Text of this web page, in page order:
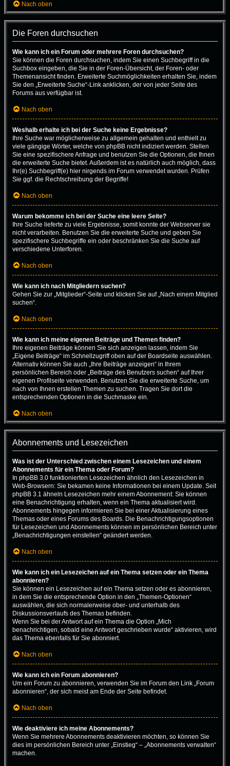
Nach oben
Die Foren durchsuchen
Wie kann ich ein Forum oder mehrere Foren durchsuchen?
Sie können die Foren durchsuchen, indem Sie einen Suchbegriff in die
Suchbox eingeben, die Sie in der Foren-Übersicht, der Foren- oder
Themenansicht finden. Erweiterte Suchmöglichkeiten erhalten Sie, indem
Sie den „Erweiterte Suche“-Link anklicken, der von jeder Seite des
Forums aus verfügbar ist.
Nach oben
Weshalb erhalte ich bei der Suche keine Ergebnisse?
Ihre Suche war möglicherweise zu allgemein gehalten und enthielt zu
viele gängige Wörter, welche von phpBB nicht indiziert werden. Stellen
Sie eine spezifischere Anfrage und benutzen Sie die Optionen, die Ihnen
die erweiterte Suche bietet. Außerdem ist es natürlich auch möglich, dass
Ihr(e) Suchbegriff(e) hier nirgends im Forum verwendet wurden. Prüfen
Sie ggf. die Rechtschreibung der Begriffe!
Nach oben
Warum bekomme ich bei der Suche eine leere Seite?
Ihre Suche lieferte zu viele Ergebnisse, somit konnte der Webserver sie
nicht verarbeiten. Benutzen Sie die erweiterte Suche und geben Sie
spezifischere Suchbegriffe ein oder beschränken Sie die Suche auf
verschiedene Unterforen.
Nach oben
Wie kann ich nach Mitgliedern suchen?
Gehen Sie zur „Mitglieder“-Seite und klicken Sie auf „Nach einem Mitglied
suchen“.
Nach oben
Wie kann ich meine eigenen Beiträge und Themen finden?
Ihre eigenen Beiträge können Sie sich anzeigen lassen, indem Sie
„Eigene Beiträge“ im Schnellzugriff oben auf der Boardseite auswählen.
Alternativ können Sie auch „Ihre Beiträge anzeigen“ in Ihrem
persönlichen Bereich oder „Beiträge des Benutzers suchen“ auf Ihrer
eigenen Profilseite verwenden. Benutzen Sie die erweiterte Suche, um
nach von Ihnen erstellen Themen zu suchen. Tragen Sie dort die
entsprechenden Optionen in die Suchmaske ein.
Nach oben
Abonnements und Lesezeichen
Was ist der Unterschied zwischen einem Lesezeichen und einem
Abonnements für ein Thema oder Forum?
In phpBB 3.0 funktionierten Lesezeichen ähnlich den Lesezeichen in
Web-Browsern: Sie bekamen keine Informationen bei einem Update. Seit
phpBB 3.1 ähneln Lesezeichen mehr einem Abonnement: Sie können
eine Benachrichtigung erhalten, wenn ein Thema aktualisiert wird.
Abonnements hingegen informieren Sie bei einer Aktualisierung eines
Themas oder eines Forums des Boards. Die Benachrichtigungsoptionen
für Lesezeichen und Abonnements können im persönlichen Bereich unter
„Benachrichtigungen einstellen“ geändert werden.
Nach oben
Wie kann ich ein Lesezeichen auf ein Thema setzen oder ein Thema
abonnieren?
Sie können ein Lesezeichen auf ein Thema setzen oder es abonnieren,
in dem Sie die entsprechende Option in den „Themen-Optionen“
auswählen, die sich normalerweise ober- und unterhalb des
Diskussionsverlaufs des Themas befinden.
Wenn Sie bei der Antwort auf ein Thema die Option „Mich
benachrichtigen, sobald eine Antwort geschrieben wurde“ aktivieren, wird
das Thema ebenfalls für Sie abonniert.
Nach oben
Wie kann ich ein Forum abonnieren?
Um ein Forum zu abonnieren, verwenden Sie im Forum den Link „Forum
abonnieren“, der sich meist am Ende der Seite befindet.
Nach oben
Wie deaktiviere ich meine Abonnements?
Wenn Sie mehrere Abonnements deaktivieren möchten, so können Sie
dies im persönlichen Bereich unter „Einstieg“ – „Abonnements verwalten“
machen.